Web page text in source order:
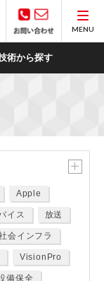
MENU
術から探す
Apple
イス 放送
会インフラ
VisionPro
備保全